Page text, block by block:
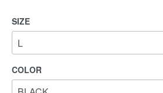
SIZE
COLOR